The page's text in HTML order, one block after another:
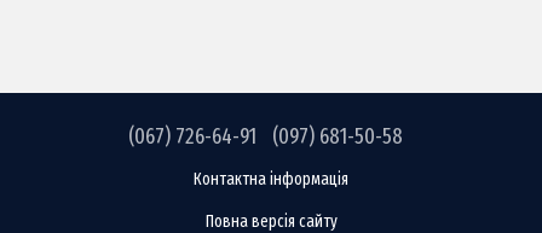
(067) 726-64-91 (097) 681-50-58
Контактна інформація
Повна версія сайту